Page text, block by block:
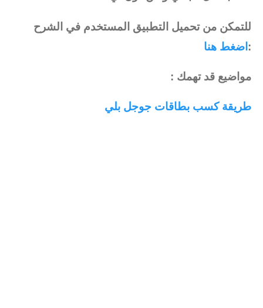
للتمكن من تحميل التطبيق المستخدم في الشرح
: اضغط هنا
مواضيع قد تهمك :
طريقة كسب بطاقات جوجل بلي